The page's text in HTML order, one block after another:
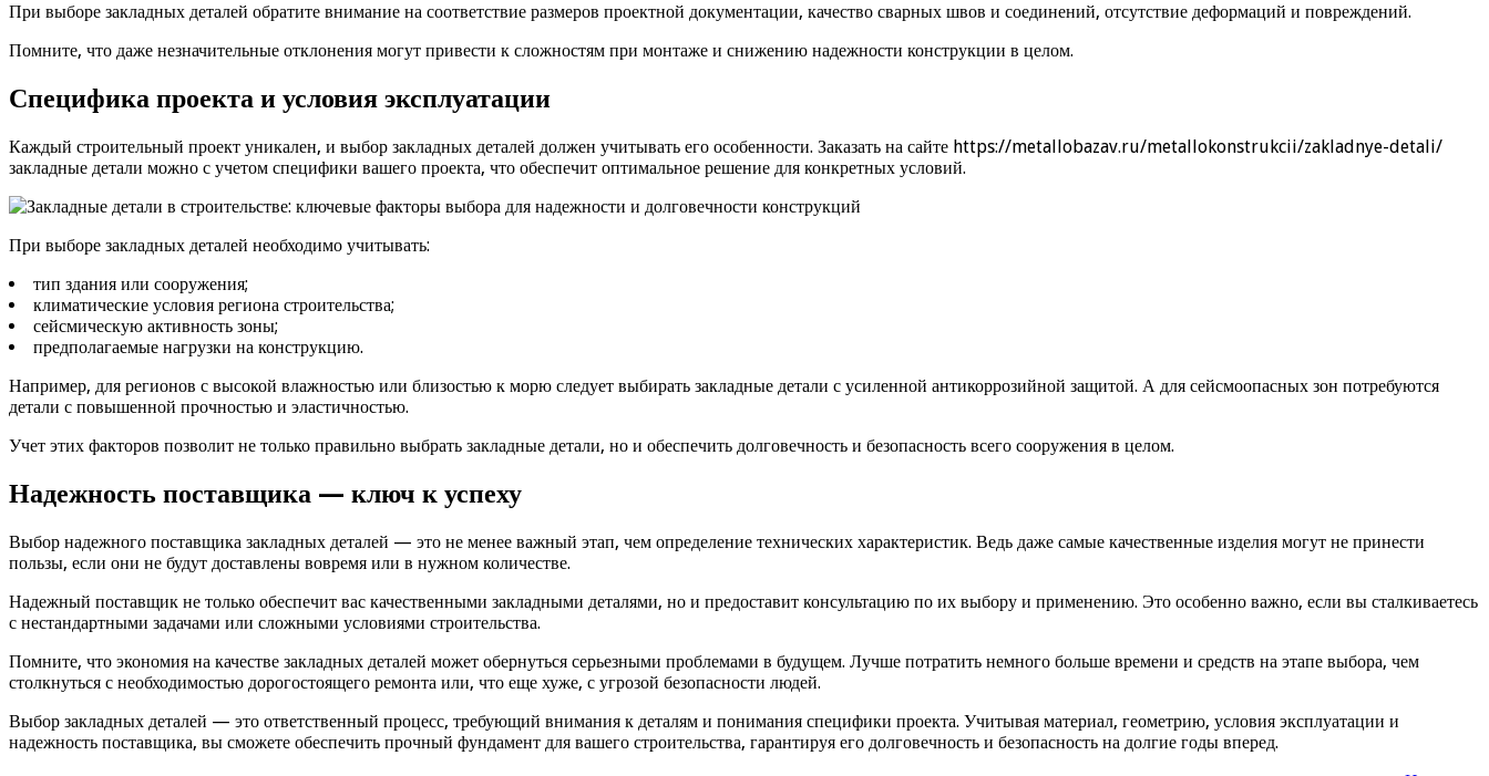
При выборе закладных деталей обратите внимание на соответствие размеров проектной документации, качество сварных швов и соединений, отсутствие деформаций и повреждений.
Помните, что даже незначительные отклонения могут привести к сложностям при монтаже и снижению надежности конструкции в целом.
Специфика проекта и условия эксплуатации
Каждый строительный проект уникален, и выбор закладных деталей должен учитывать его особенности. Заказать на сайте https://metallobazav.ru/metallokonstrukcii/zakladnye-detali/
закладные детали можно с учетом специфики вашего проекта, что обеспечит оптимальное решение для конкретных условий.
При выборе закладных деталей необходимо учитывать:
тип здания или сооружения;
климатические условия региона строительства;
сейсмическую активность зоны;
предполагаемые нагрузки на конструкцию.
Например, для регионов с высокой влажностью или близостью к морю следует выбирать закладные детали с усиленной антикоррозийной защитой. А для сейсмоопасных зон потребуются
детали с повышенной прочностью и эластичностью.
Учет этих факторов позволит не только правильно выбрать закладные детали, но и обеспечить долговечность и безопасность всего сооружения в целом.
Надежность поставщика — ключ к успеху
Выбор надежного поставщика закладных деталей — это не менее важный этап, чем определение технических характеристик. Ведь даже самые качественные изделия могут не принести
пользы, если они не будут доставлены вовремя или в нужном количестве.
Надежный поставщик не только обеспечит вас качественными закладными деталями, но и предоставит консультацию по их выбору и применению. Это особенно важно, если вы сталкиваетесь
с нестандартными задачами или сложными условиями строительства.
Помните, что экономия на качестве закладных деталей может обернуться серьезными проблемами в будущем. Лучше потратить немного больше времени и средств на этапе выбора, чем
столкнуться с необходимостью дорогостоящего ремонта или, что еще хуже, с угрозой безопасности людей.
Выбор закладных деталей — это ответственный процесс, требующий внимания к деталям и понимания специфики проекта. Учитывая материал, геометрию, условия эксплуатации и
надежность поставщика, вы сможете обеспечить прочный фундамент для вашего строительства, гарантируя его долговечность и безопасность на долгие годы вперед.